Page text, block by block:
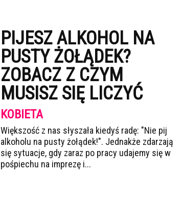
PIJESZ ALKOHOL NA
PUSTY ŻOŁĄDEK?
ZOBACZ Z CZYM
MUSISZ SIĘ LICZYĆ
KOBIETA
Większość z nas słyszała kiedyś radę: "Nie pij
alkoholu na pusty żołądek!". Jednakże zdarzają
się sytuacje, gdy zaraz po pracy udajemy się w
pośpiechu na imprezę i...